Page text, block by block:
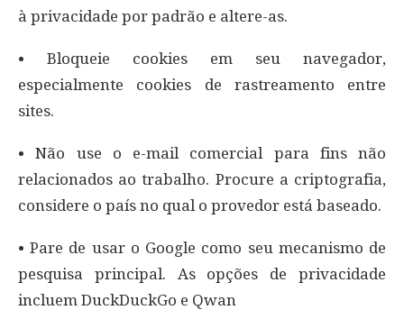
à privacidade por padrão e altere-as.
• Bloqueie cookies em seu navegador,
especialmente cookies de rastreamento entre
sites.
• Não use o e-mail comercial para fins não
relacionados ao trabalho. Procure a criptografia,
considere o país no qual o provedor está baseado.
• Pare de usar o Google como seu mecanismo de
pesquisa principal. As opções de privacidade
incluem DuckDuckGo e Qwan